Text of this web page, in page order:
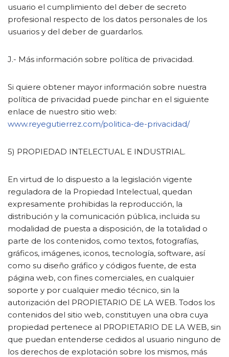
usuario el cumplimiento del deber de secreto
profesional respecto de los datos personales de los
usuarios y del deber de guardarlos.
J.- Más información sobre política de privacidad.
Si quiere obtener mayor información sobre nuestra
política de privacidad puede pinchar en el siguiente
enlace de nuestro sitio web:
www.reyegutierrez.com/politica-de-privacidad/
5) PROPIEDAD INTELECTUAL E INDUSTRIAL.
En virtud de lo dispuesto a la legislación vigente
reguladora de la Propiedad Intelectual, quedan
expresamente prohibidas la reproducción, la
distribución y la comunicación pública, incluida su
modalidad de puesta a disposición, de la totalidad o
parte de los contenidos, como textos, fotografías,
gráficos, imágenes, iconos, tecnología, software, así
como su diseño gráfico y códigos fuente, de esta
página web, con fines comerciales, en cualquier
soporte y por cualquier medio técnico, sin la
autorización del PROPIETARIO DE LA WEB. Todos los
contenidos del sitio web, constituyen una obra cuya
propiedad pertenece al PROPIETARIO DE LA WEB, sin
que puedan entenderse cedidos al usuario ninguno de
los derechos de explotación sobre los mismos, más